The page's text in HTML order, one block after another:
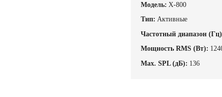
Модель: X-800
Тип: Активные
Частотный диапазон
Мощность RMS (Вт):
Max. SPL (дБ): 136